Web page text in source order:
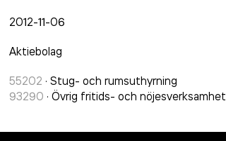
2012-11-06
Aktiebolag
55202 · Stug- och rumsuthyrning
93290 · Övrig fritids- och nöjesverksamhet